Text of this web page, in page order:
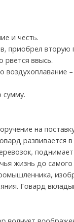
и честь.
приобрел вторую
ввысь.
–
на
развивается
жизнь до
Говард